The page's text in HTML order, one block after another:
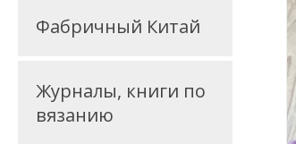
Фабричный Китай
Журналы, книги по
вязанию